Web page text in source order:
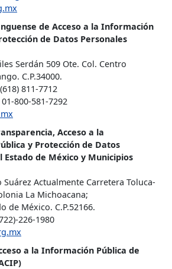
de Acceso a la Información
de Datos Personales
Serdán 509 Ote. Col. Centro
C.P.34000.
811-7712
800-581-7292
Acceso a la
y Protección de Datos
Estado de México y Municipios
Actualmente Carretera Toluca-
La Michoacana;
de México. C.P.52166.
226-1980
a la Información Pública de